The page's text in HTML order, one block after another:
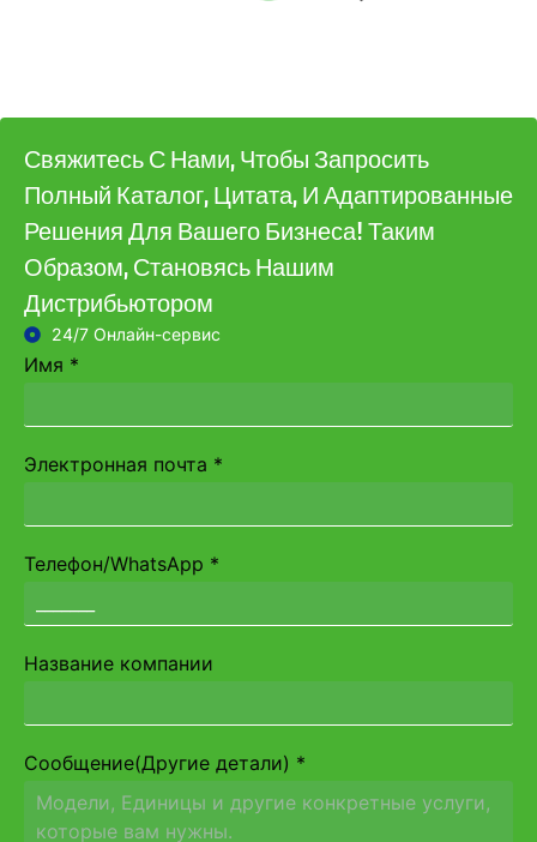
Свяжитесь С Нами, Чтобы Запросить
Полный Каталог, Цитата, И Адаптированные
Решения Для Вашего Бизнеса! Таким
Образом, Становясь Нашим
Дистрибьютором
24/7 Онлайн-сервис
Имя *
Электронная почта *
Телефон/WhatsApp *
Название компании
Сообщение(Другие детали) *